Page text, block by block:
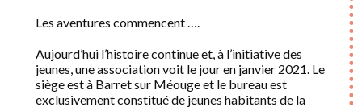
Les aventures commencent ….
Aujourd’hui l’histoire continue et, à l’initiative des
jeunes, une association voit le jour en janvier 2021. Le
siège est à Barret sur Méouge et le bureau est
exclusivement constitué de jeunes habitants de la